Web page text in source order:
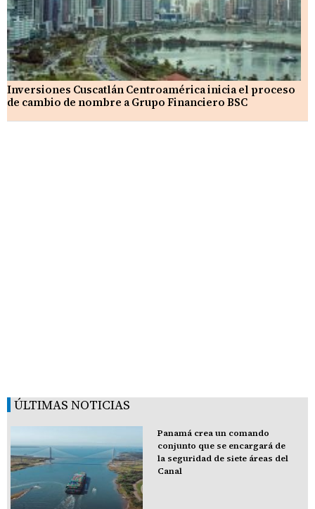
Inversiones Cuscatlán Centroamérica inicia el proceso
de cambio de nombre a Grupo Financiero BSC
ÚLTIMAS NOTICIAS
Panamá crea un comando
conjunto que se encargará de
la seguridad de siete áreas del
Canal